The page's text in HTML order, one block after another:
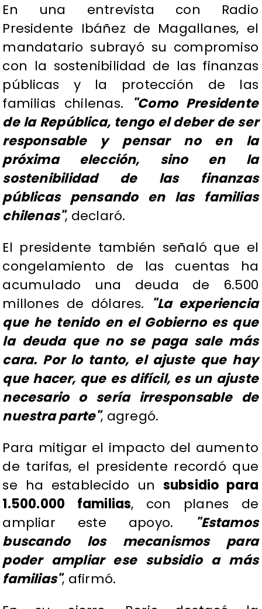
En una entrevista con Radio
Presidente Ibáñez de Magallanes, el
mandatario subrayó su compromiso
con la sostenibilidad de las finanzas
públicas y la protección de las
familias chilenas.
"Como Presidente
de la República, tengo el deber de ser
responsable y pensar no en la
próxima elección, sino en la
sostenibilidad de las finanzas
públicas pensando en las familias
chilenas", declaró.
El presidente también señaló que el
congelamiento de las cuentas ha
acumulado una deuda de 6.500
millones de dólares. "La experiencia
que he tenido en el Gobierno es que
la deuda que no se paga sale más
cara. Por lo tanto, el ajuste que hay
que hacer, que es difícil, es un ajuste
necesario o sería irresponsable de
nuestra parte", agregó.
Para mitigar el impacto del aumento
de tarifas, el presidente recordó que
se ha establecido un subsidio para
1.500.000 familias, con planes de
ampliar este apoyo.
"Estamos
buscando los mecanismos para
poder ampliar ese subsidio a más
familias", afirmó.